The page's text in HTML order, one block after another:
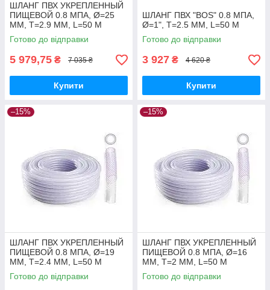
ШЛАНГ ПВХ УКРЕПЛЕННЫЙ
ПИЩЕВОЙ 0.8 МПА, Ø=25
ММ, T=2.9 ММ, L=50 М
Готово до відправки
5 979,75 ₴ 7 035 ₴
Купити
ШЛАНГ ПВХ "BOS" 0.8 МПА,
Ø=1", T=2.5 ММ, L=50 М
Готово до відправки
3 927 ₴ 4 620 ₴
Купити
–15%
ШЛАНГ ПВХ УКРЕПЛЕННЫЙ
ПИЩЕВОЙ 0.8 МПА, Ø=19
ММ, T=2.4 ММ, L=50 М
Готово до відправки
–15%
ШЛАНГ ПВХ УКРЕПЛЕННЫЙ
ПИЩЕВОЙ 0.8 МПА, Ø=16
ММ, T=2 ММ, L=50 М
Готово до відправки